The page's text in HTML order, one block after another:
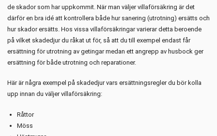
de skador som har uppkommit. När man väljer villaförsäkring är det
därför en bra idé att kontrollera både hur sanering (utrotning) ersätts och
hur skador ersätts. Hos vissa villaförsäkringar varierar detta beroende
på vilket skadedjur du råkat ut för, så att du till exempel endast får
ersättning för utrotning av getingar medan ett angrepp av husbock ger
ersättning för både utrotning och reparationer.
Här är några exempel på skadedjur vars ersättningsregler du bör kolla
upp innan du väljer villaförsäkring:
Råttor
Möss